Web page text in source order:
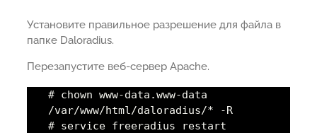
Установите правильное разрешение для файла в
папке Daloradius.
Перезапустите веб-сервер Apache.
# chown www-data.www-data
/var/www/html/daloradius/* -R
# service freeradius restart